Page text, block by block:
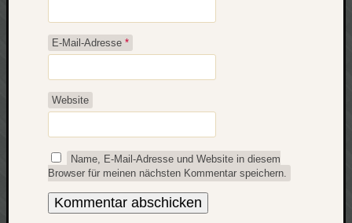
E-Mail-Adresse *
Website
Name, E-Mail-Adresse und Website in diesem
Browser für meinen nächsten Kommentar speichern.